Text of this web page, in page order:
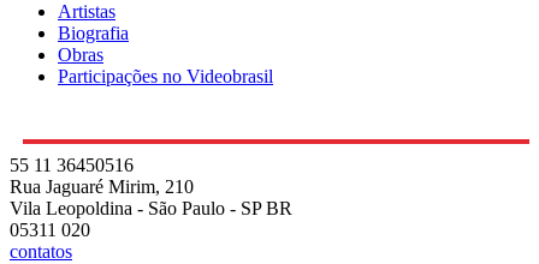
Artistas
Biografia
Obras
Participações no Videobrasil
55 11 36450516
Rua Jaguaré Mirim, 210
Vila Leopoldina - São Paulo - SP BR
05311 020
contatos